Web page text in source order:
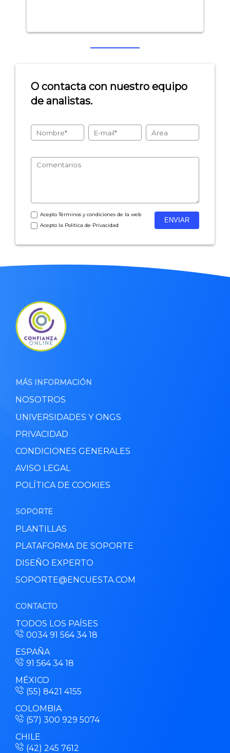
O contacta con nuestro equipo
de analistas.
AceptoTérminos y condicionesde la web
Acepto la Política de Privacidad
MÁS INFORMACIÓN
NOSOTROS
UNIVERSIDADES Y ONGS
PRIVACIDAD
CONDICIONES GENERALES
AVISO LEGAL
POLÍTICA DE COOKIES
SOPORTE
PLANTILLAS
PLATAFORMA DE SOPORTE
DISEÑO EXPERTO
SOPORTE@ENCUESTA.COM
CONTACTO
TODOS LOS PAÍSES
0034 91 564 34 18
ESPAÑA
91 564 34 18
MÉXICO
(55) 8421 4155
COLOMBIA
(57) 300 929 5074
CHILE
(42) 245 7612